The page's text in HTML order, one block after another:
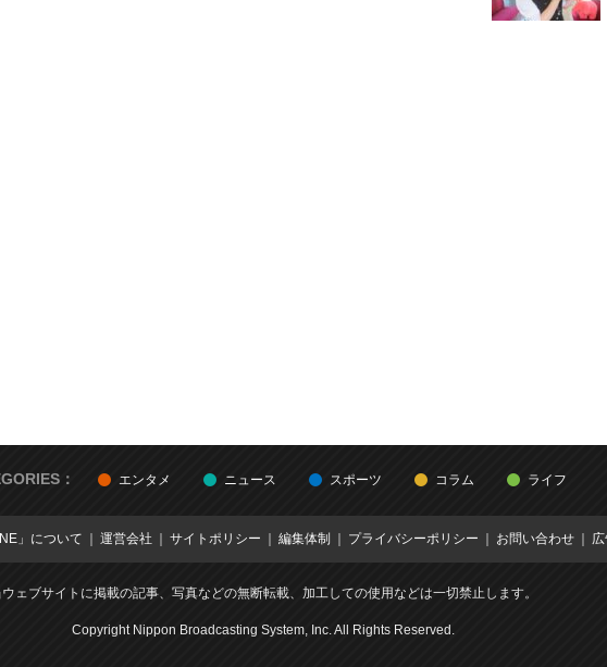
： エンタメ ニュース スポーツ コラム ライフ
」について 運営会社 サイトポリシー 編集体制 プライバシーポリシー お問い合わせ
ウェブサイトに掲載の記事、写真などの無断転載、加工しての使用などは一切禁止します。
Copyright Nippon Broadcasting System, Inc. All Rights Reserved.